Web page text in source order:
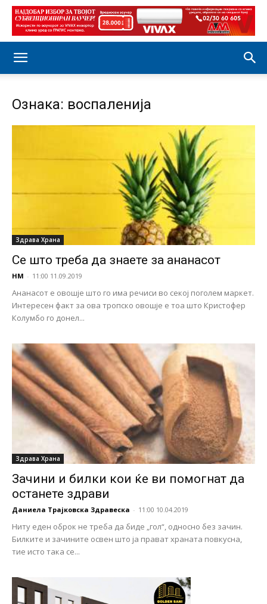
Ознака: воспаленија
Здравa Храна
Сe што треба да знаете за ананасот
НМ - 11:00 11.09.2019
Ананасот е овошје што го има речиси во секој поголем маркет.
Интересен факт за ова тропско овошје е тоа што Кристофер
Колумбо го донел...
Здравa Храна
Зачини и билки кои ќе ви помогнат да
останете здрави
Даниела Трајковска Здравеска - 11:00 10.04.2019
Ниту еден оброк не треба да биде „гол“, односно без зачин.
Билките и зачините освен што ја прават храната повкусна,
тие исто така се...